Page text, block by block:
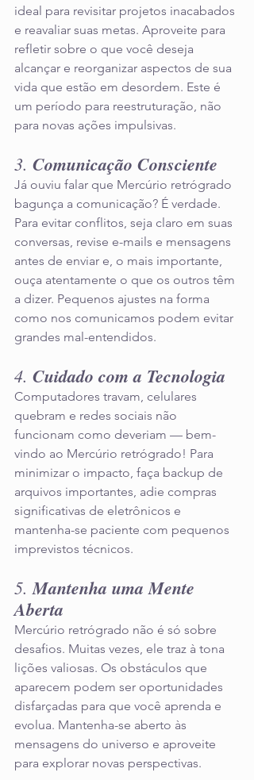
ideal para revisitar projetos inacabados
e reavaliar suas metas. Aproveite para
refletir sobre o que você deseja
alcançar e reorganizar aspectos de sua
vida que estão em desordem. Este é
um período para reestruturação, não
para novas ações impulsivas.
3. Comunicação Consciente
Já ouviu falar que Mercúrio retrógrado
bagunça a comunicação? É verdade.
Para evitar conflitos, seja claro em suas
conversas, revise e-mails e mensagens
antes de enviar e, o mais importante,
ouça atentamente o que os outros têm
a dizer. Pequenos ajustes na forma
como nos comunicamos podem evitar
grandes mal-entendidos.
4. Cuidado com a Tecnologia
Computadores travam, celulares
quebram e redes sociais não
funcionam como deveriam — bem-
vindo ao Mercúrio retrógrado! Para
minimizar o impacto, faça backup de
arquivos importantes, adie compras
significativas de eletrônicos e
mantenha-se paciente com pequenos
imprevistos técnicos.
5. Mantenha uma Mente
Aberta
Mercúrio retrógrado não é só sobre
desafios. Muitas vezes, ele traz à tona
lições valiosas. Os obstáculos que
aparecem podem ser oportunidades
disfarçadas para que você aprenda e
evolua. Mantenha-se aberto às
mensagens do universo e aproveite
para explorar novas perspectivas.